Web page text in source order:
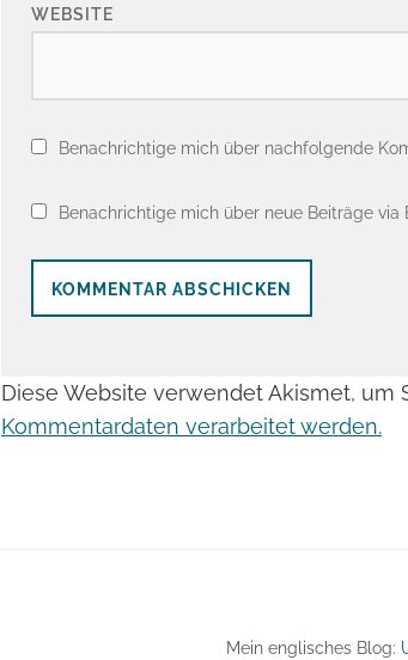
WEBSITE
Benachrichtige mich über nachfolgende
Benachrichtige mich über neue Beiträge via
Diese Website verwendet Akismet, um
Kommentardaten verarbeitet werden.
Mein englisches Blog: